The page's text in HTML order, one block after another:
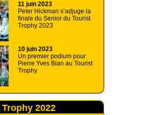
11 juin 2023
Peter Hickman s’adjuge la
finale du Senior du Tourist
Trophy 2023
10 juin 2023
Un premier podium pour
Pierre Yves Bian au Tourist
Trophy
2022